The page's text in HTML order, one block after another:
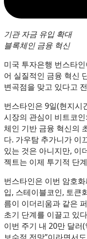
기관 자금 유입 확대
블록체인 금융 혁신
미국 투자은행 번스타
어 실질적인 금융 혁신
변곡점을 맞고 있다고
번스타인은 9일(현지시
시장의 관심이 비트코인
체인 기반 금융 혁신의
다. 가우탐 추가니가 이
있는 것은 아니지만, 이
젝트는 이제 투기적 단
번스타인은 이번 암호
입, 스테이블코인, 토큰
름이 이더리움과 같은
초기 단계를 이끌고 있
이번 주기 내 20만 달러